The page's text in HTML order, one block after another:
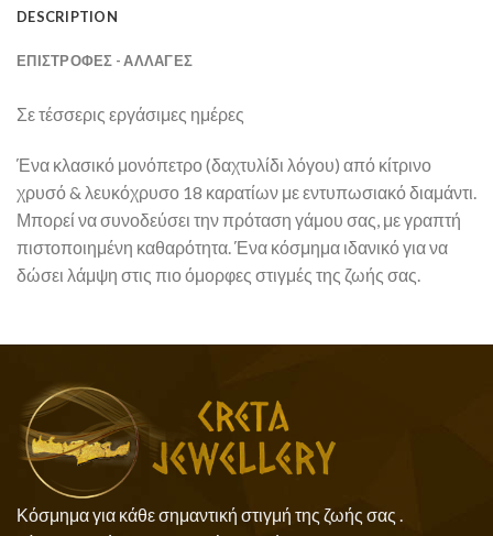
DESCRIPTION
ΕΠΙΣΤΡΟΦΕΣ - ΑΛΛΑΓΕΣ
Σε τέσσερις εργάσιμες ημέρες
Ένα κλασικό μονόπετρο (δαχτυλίδι λόγου) από κίτρινο
χρυσό & λευκόχρυσο 18 καρατίων με εντυπωσιακό διαμάντι.
Μπορεί να συνοδεύσει την πρόταση γάμου σας, με γραπτή
πιστοποιημένη καθαρότητα. Ένα κόσμημα ιδανικό για να
δώσει λάμψη στις πιο όμορφες στιγμές της ζωής σας.
Κόσμημα για κάθε σημαντική στιγμή της ζωής σας .